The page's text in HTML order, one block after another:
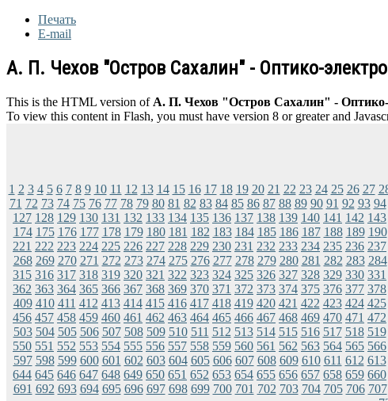
Печать
E-mail
А. П. Чехов "Остров Сахалин" - Оптико-
This is the HTML version of А. П. Чехов "Остров Сахалин" - Оптико-
To view this content in Flash, you must have version 8 or greater and
1 2 3 4 5 6 7 8 9 10 11 12 13 14 15 16 17 18 19 20 21 22 23 24 25 26 27
71 72 73 74 75 76 77 78 79 80 81 82 83 84 85 86 87 88 89 90 91 92 93 94
127 128 129 130 131 132 133 134 135 136 137 138 139 140 141 142 143
174 175 176 177 178 179 180 181 182 183 184 185 186 187 188 189 190
221 222 223 224 225 226 227 228 229 230 231 232 233 234 235 236 237
268 269 270 271 272 273 274 275 276 277 278 279 280 281 282 283 284
315 316 317 318 319 320 321 322 323 324 325 326 327 328 329 330 331
362 363 364 365 366 367 368 369 370 371 372 373 374 375 376 377 378
409 410 411 412 413 414 415 416 417 418 419 420 421 422 423 424 425
456 457 458 459 460 461 462 463 464 465 466 467 468 469 470 471 472
503 504 505 506 507 508 509 510 511 512 513 514 515 516 517 518 519
550 551 552 553 554 555 556 557 558 559 560 561 562 563 564 565 566
597 598 599 600 601 602 603 604 605 606 607 608 609 610 611 612 613
644 645 646 647 648 649 650 651 652 653 654 655 656 657 658 659 660
691 692 693 694 695 696 697 698 699 700 701 702 703 704 705 706 707